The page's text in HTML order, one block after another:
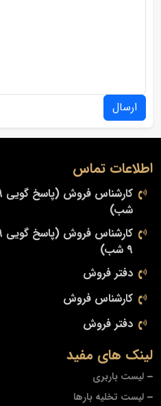
ارسال
لینک های مفید
لیست باربری
لیست تخلیه بارها
اطلاعات تماس
شب)
9 شب)
دفتر فروش
کارشناس فروش
دفتر فروش